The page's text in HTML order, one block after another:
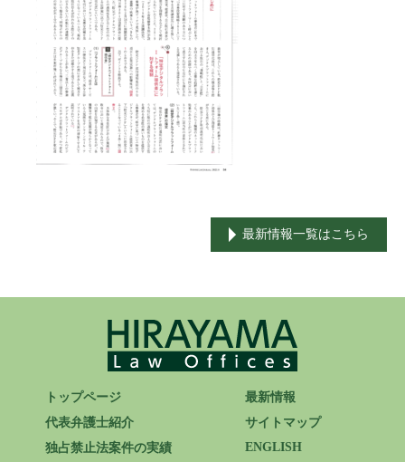
独占禁止法の論文集
ENGLISH
最新情報一覧はこちら
トップページ
代表弁護士紹介
独占禁止法案件の実績
最新情報
サイトマップ
ENGLISH